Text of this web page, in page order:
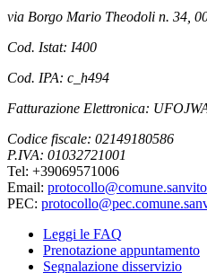
via Borgo Mario Theodoli n. 34,
Cod. Istat: I400
Cod. IPA: c_h494
Fatturazione Elettronica:
Codice fiscale: 02149180586
P.IVA: 01032721001
Tel: +39069571006
Email:
PEC:
Leggi le FAQ
Prenotazione appuntamento
Segnalazione disservizio